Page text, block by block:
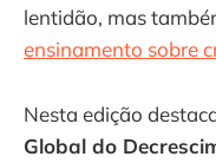
lentidão, mas
ensinamento sobre
Nesta edição
Global do